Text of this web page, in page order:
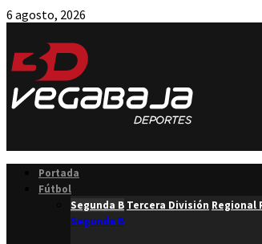
6 agosto, 2026
Portada
Fútbol
Segunda B Tercera División Regional
Segunda B